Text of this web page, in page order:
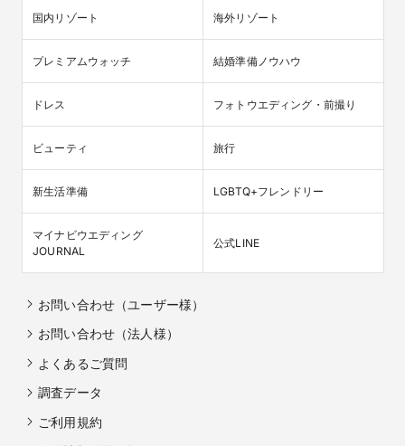
国内リゾート 海外リゾート
プレミアムウォッチ 結婚準備ノウハウ
ドレス フォトウエディング・前撮り
ビューティ 旅行
新生活準備 LGBTQ+フレンドリー
マイナビウエディング
JOURNAL
公式LINE
お問い合わせ（ユーザー様）
お問い合わせ（法人様）
よくあるご質問
調査データ
ご利用規約